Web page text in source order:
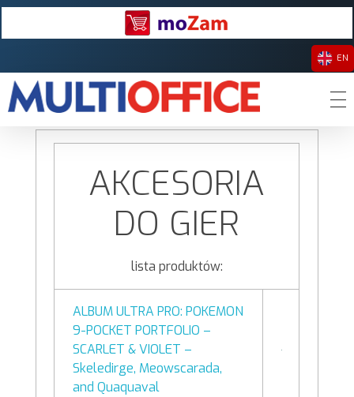
EN
AKCESORIA
DO GIER
lista produktów:
ALBUM ULTRA PRO: POKEMON
9-POCKET PORTFOLIO –
SCARLET & VIOLET –
Skeledirge, Meowscarada,
and Quaquaval